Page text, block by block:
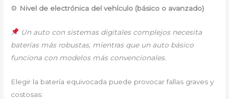
⚙ Nivel de electrónica del vehículo (básico o avanzado)
Un auto con sistemas digitales complejos necesita
baterías más robustas, mientras que un auto básico
funciona con modelos más convencionales.
Elegir la batería equivocada puede provocar fallas graves y
costosas: